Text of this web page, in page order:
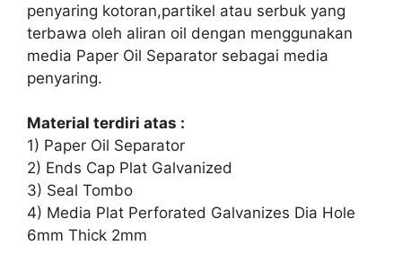
penyaring kotoran,partikel atau serbuk yang
terbawa oleh aliran oil dengan menggunakan
media Paper Oil Separator sebagai media
penyaring.
Material terdiri atas :
1) Paper Oil Separator
2) Ends Cap Plat Galvanized
3) Seal Tombo
4) Media Plat Perforated Galvanizes Dia Hole
6mm Thick 2mm